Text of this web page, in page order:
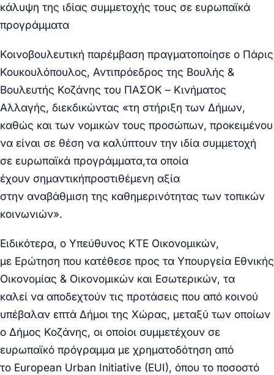
κάλυψη της ιδίας συμμετοχής τους σε ευρωπαϊκά
προγράμματα
Κοινοβουλευτική παρέμβαση πραγματοποίησε ο Πάρις
Κουκουλόπουλος, Αντιπρόεδρος της Βουλής &
Βουλευτής Κοζάνης του ΠΑΣΟΚ – Κινήματος
Αλλαγής, διεκδικώντας «τη στήριξη των Δήμων,
καθώς και των νομικών τους προσώπων, προκειμένου
να είναι σε θέση να καλύπτουν την ιδία συμμετοχή
σε ευρωπαϊκά προγράμματα,τα οποία
έχουν σημαντικήπροστιθέμενη αξία
στην αναβάθμιση της καθημερινότητας των τοπικών
κοινωνιών».
Ειδικότερα, ο Υπεύθυνος ΚΤΕ Οικονομικών,
με Ερώτηση που κατέθεσε προς τα Υπουργεία Εθνικής
Οικονομίας & Οικονομικών και Εσωτερικών, τα
καλεί να αποδεχτούν τις προτάσεις που από κοινού
υπέβαλαν επτά Δήμοι της Χώρας, μεταξύ των οποίων
ο Δήμος Κοζάνης, οι οποίοι συμμετέχουν σε
ευρωπαϊκό πρόγραμμα με χρηματοδότηση από
το European Urban Initiative (EUI), όπου το ποσοστό